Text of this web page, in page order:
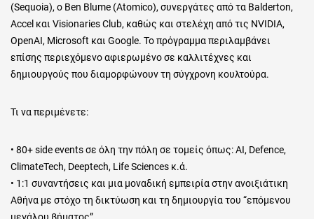
(Sequoia), ο Ben Blume (Atomico), συνεργάτες από τα Balderton,
Accel και Visionaries Club, καθώς και στελέχη από τις NVIDIA,
OpenAI, Microsoft και Google. Το πρόγραμμα περιλαμβάνει
επίσης περιεχόμενο αφιερωμένο σε καλλιτέχνες και
δημιουργούς που διαμορφώνουν τη σύγχρονη κουλτούρα.
Τι να περιμένετε:
• 80+ side events σε όλη την πόλη σε τομείς όπως: AI, Defence,
ClimateTech, Deeptech, Life Sciences κ.ά.
• 1:1 συναντήσεις και μια μοναδική εμπειρία στην ανοιξιάτικη
Αθήνα με στόχο τη δικτύωση και τη δημιουργία του “επόμενου
μεγάλου βήματος”.